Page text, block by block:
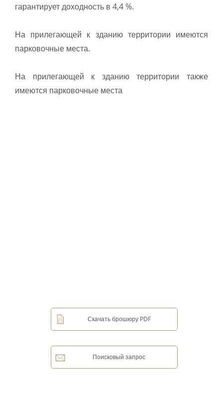
гарантирует доходность в 4,4 %.
На прилегающей к зданию территории имеются
парковочные места.
На прилегающей к зданию территории также
имеются парковочные места
Скачать брошюру PDF
Поисковый запрос